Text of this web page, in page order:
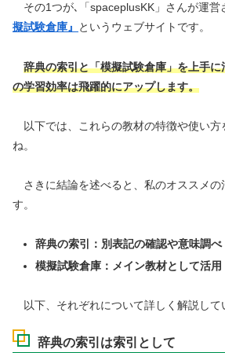
その1つが､「spaceplusKK」さんが運営
擬試験倉庫』
というウェブサイトです。
辞典の索引と「模擬試験倉庫」を上手
の学習効率は飛躍的にアップします。
以下では、これらの教材の特徴や使い方
ね。
さきに結論を述べると、私のオススメの
す。
辞典の索引：別表記の確認や意味調べ
模擬試験倉庫：メイン教材として活用
以下、それぞれについて詳しく解説して
辞典の索引は索引として